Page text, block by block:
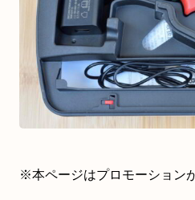
※本ページはプロモーション